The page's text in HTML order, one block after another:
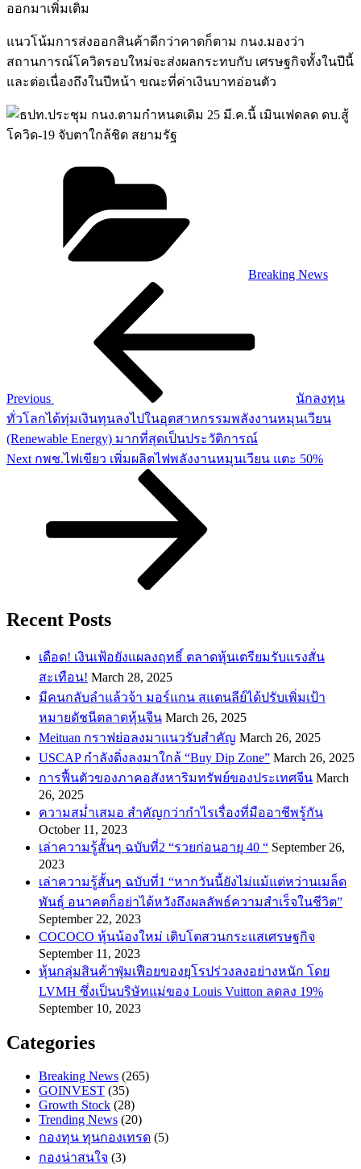
ออกมาเพิ่มเติม
แนวโน้มการส่งออกสินค้าดีกว่าคาดก็ตาม กนง.มองว่า
สถานการณ์โควิดรอบใหม่จะส่งผลกระทบกับ เศรษฐกิจทั้งในปีนี้
และต่อเนื่องถึงในปีหน้า ขณะที่ค่าเงินบาทอ่อนตัว
Breaking News
Previous
นักลงทุน
ทั่วโลกได้ทุ่มเงินทุนลงไปในอุตสาหกรรมพลังงานหมุนเวียน
(Renewable Energy) มากที่สุดเป็นประวัติการณ์
Next
Post
Next กพช.ไฟเขียว เพิ่มผลิตไฟพลังงานหมุนเวียน แตะ 50%
Recent Posts
เดือด! เงินเฟ้อยังแผลงฤทธิ์ ตลาดหุ้นเตรียมรับแรงสั่น
สะเทือน! March 28, 2025
​มีคนกลับลำแล้วจ้า มอร์แกน สแตนลีย์ได้ปรับเพิ่มเป้า
หมายดัชนีตลาดหุ้นจีน March 26, 2025
Meituan กราฟย่อลงมาแนวรับสำคัญ March 26, 2025
USCAP กำลังดิ่งลงมาใกล้ “Buy Dip Zone” March 26, 2025
การฟื้นตัวของภาคอสังหาริมทรัพย์ของประเทศจีน March
26, 2025
ความสม่ำเสมอ สำคัญกว่ากำไรเรื่องที่มืออาชีพรู้กัน
October 11, 2023
เล่าความรู้สั้นๆ ฉบับที่2 “รวยก่อนอายุ 40 “ September 26,
2023
เล่าความรู้สั้นๆ ฉบับที่1 “หากวันนี้ยังไม่แม้แต่หว่านเมล็ด
พันธ์ุ อนาคตก็อย่าได้หวังถึงผลลัพธ์ความสำเร็จในชีวิต”
September 22, 2023
COCOCO หุ้นน้องใหม่ เติบโตสวนกระแสเศรษฐกิจ
September 11, 2023
หุ้นกลุ่มสินค้าฟุ่มเฟือยของยุโรปร่วงลงอย่างหนัก โดย
LVMH ซึ่งเป็นบริษัทแม่ของ Louis Vuitton ลดลง 19%
September 10, 2023
Categories
Breaking News (265)
GOINVEST (35)
Growth Stock (28)
Trending News (20)
กองทุน ทุนกองเทรด (5)
กองน่าสนใจ (3)